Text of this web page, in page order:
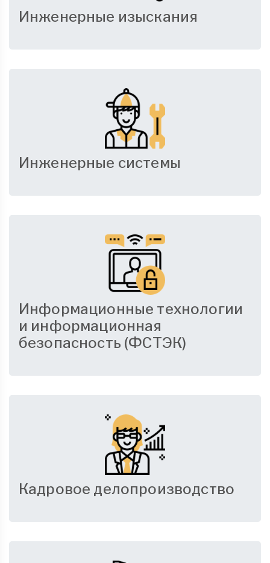
Инженерные изыскания
Инженерные системы
Информационные технологии
и информационная
безопасность (ФСТЭК)
Кадровое делопроизводство